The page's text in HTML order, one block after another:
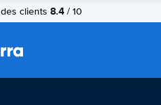
clients 8.4 / 10